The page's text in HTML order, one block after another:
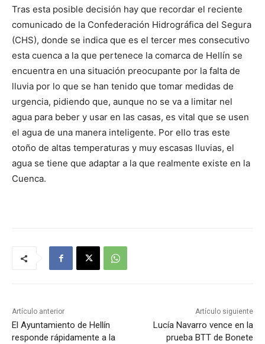
Tras esta posible decisión hay que recordar el reciente
comunicado de la Confederación Hidrográfica del Segura
(CHS), donde se indica que es el tercer mes consecutivo
esta cuenca a la que pertenece la comarca de Hellín se
encuentra en una situación preocupante por la falta de
lluvia por lo que se han tenido que tomar medidas de
urgencia, pidiendo que, aunque no se va a limitar nel
agua para beber y usar en las casas, es vital que se usen
el agua de una manera inteligente. Por ello tras este
otoño de altas temperaturas y muy escasas lluvias, el
agua se tiene que adaptar a la que realmente existe en la
Cuenca.
Artículo anterior
El Ayuntamiento de Hellín
responde rápidamente a la
Artículo siguiente
Lucía Navarro vence en la
prueba BTT de Bonete